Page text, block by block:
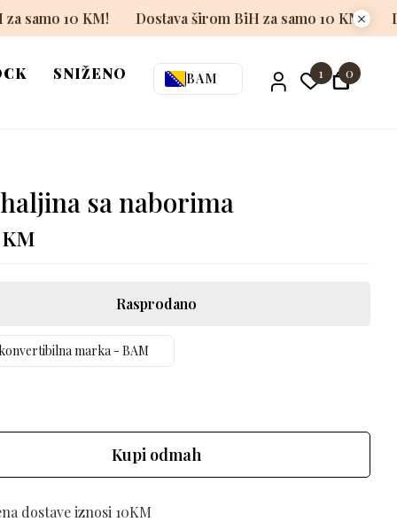
Dostava širom BiH za samo 10 KM! Dostava širom BiH
SNIŽENO BAM 1 0
sa naborima
KM
Rasprodano
marka - BAM
Kupi odmah
dostave iznosi 10KM